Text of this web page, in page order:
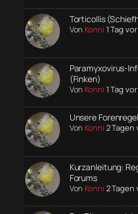
Torticollis
Von Konni 1 Tag vor
Paramyxovirus-
(Finken)
Von Konni 1 Tag vor
Unsere
Von Konni 2 Tagen
Kurzanleitung:
Forums
Von Konni 2 Tagen